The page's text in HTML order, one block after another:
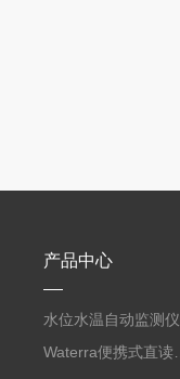
产品中心
水位水温自动监测仪